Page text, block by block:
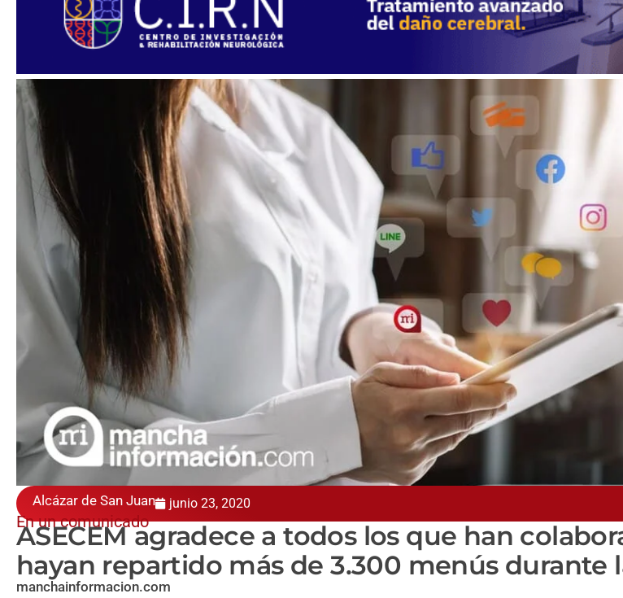
Alcázar de San Juan junio 23, 2020
En un comunicado
ASECEM agradece a todos los que han
hayan repartido más de 3.300 menús durante
manchainformacion.com